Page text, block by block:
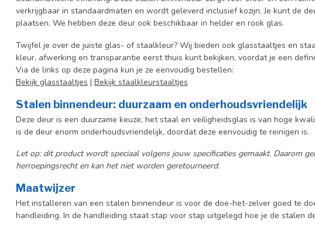
verkrijgbaar in standaardmaten en wordt geleverd inclusief kozijn. Je kunt de
plaatsen. We hebben deze deur ook beschikbaar in helder en rook glas.
Twijfel je over de juiste glas- of staalkleur? Wij bieden ook glasstaaltjes en
kleur, afwerking en transparantie eerst thuis kunt bekijken, voordat je een
Via de links op deze pagina kun je ze eenvoudig bestellen:
Bekijk glasstaaltjes | Bekijk staalkleurstaaltjes
Stalen binnendeur: duurzaam en onderhoudsvriendelijk
Deze deur is een duurzame keuze, het staal en veiligheidsglas is van hoge
is de deur enorm onderhoudsvriendelijk, doordat deze eenvoudig te reinigen is.
Let op: dit product wordt speciaal volgens jouw specificaties gemaakt. Daarom
herroepingsrecht en kan het niet worden geretourneerd.
Maatwijzer
Het installeren van een stalen binnendeur is voor de doe-het-zelver goed te
handleiding. In de handleiding staat stap voor stap uitgelegd hoe je de stalen